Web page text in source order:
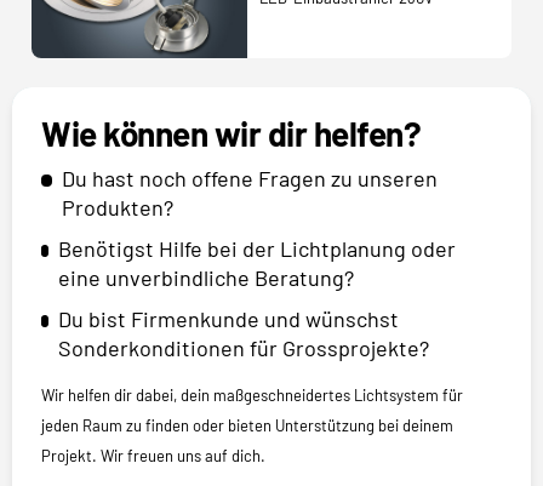
Wie können wir dir helfen?
Du hast noch offene Fragen zu unseren
Produkten?
Benötigst Hilfe bei der Lichtplanung oder
eine unverbindliche Beratung?
Du bist Firmenkunde und wünschst
Sonderkonditionen für Grossprojekte?
Wir helfen dir dabei, dein maßgeschneidertes Lichtsystem für
jeden Raum zu finden oder bieten Unterstützung bei deinem
Projekt. Wir freuen uns auf dich.